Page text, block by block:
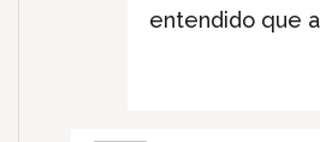
entendido que